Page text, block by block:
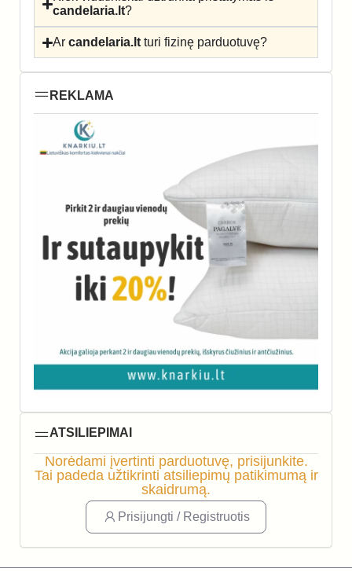
candelaria.lt?
Arcandelaria.lt turi fizinę parduotuvę?
REKLAMA
ATSILIEPIMAI
Norėdami įvertinti parduotuvę, prisijunkite.
Tai padeda užtikrinti atsiliepimų patikimumą ir
skaidrumą.
Prisijungti / Registruotis